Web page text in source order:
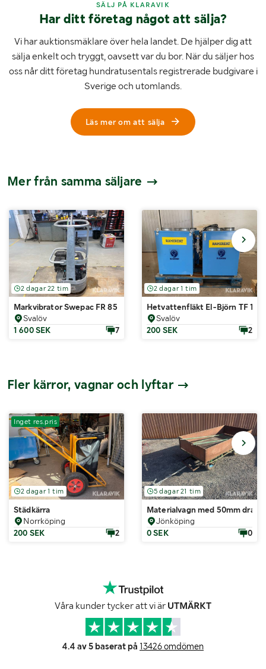
SÄLJ PÅ KLARAVIK
Har ditt företag något att sälja?
Vi har auktionsmäklare över hela landet. De hjälper dig att
sälja enkelt och tryggt, oavsett var du bor. När du säljer hos
oss når ditt företag hundratusentals registrerade budgivare i
Sverige och utomlands.
Läs mer om att sälja
Mer från samma säljare
2 dagar 22 tim
Markvibrator Swepac FR 85
Svalöv
1 600 SEK
7
2 dagar 1 tim
Hetvattenfläkt El-Björn TF 15
Svalöv
200 SEK
2
Fler kärror, vagnar och lyftar
Inget res.pris
2 dagar 1 tim
Städkärra
Norrköping
200 SEK
2
5 dagar 21 tim
Materialvagn med 50mm drag
Jönköping
0 SEK
0
Våra kunder tycker att vi är UTMÄRKT
4.4 av 5 baserat på 13426 omdömen